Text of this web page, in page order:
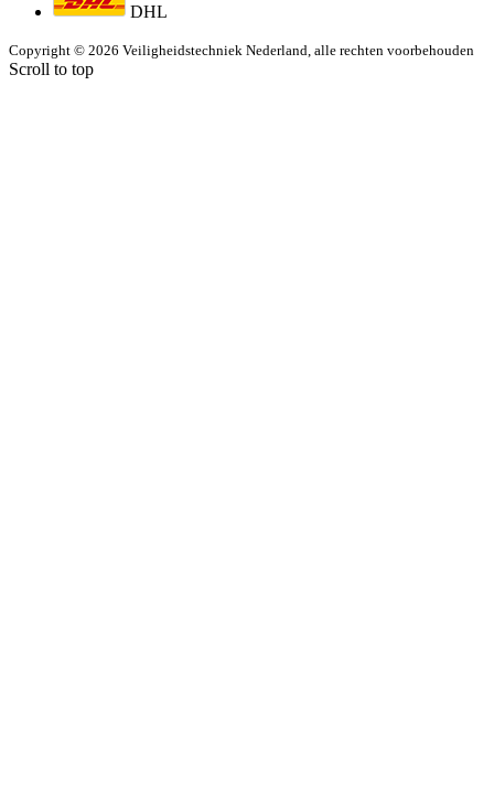
DHL
Copyright © 2026 Veiligheidstechniek Nederland, alle rechten voorbehouden
Scroll to top